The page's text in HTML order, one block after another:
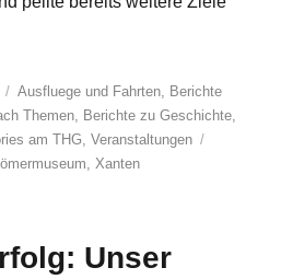
Kategorien
Ausfluege und Fahrten Berichte
Themen Berichte zu Geschichte
am THG ,Veranstaltungen
Xanten
Unser